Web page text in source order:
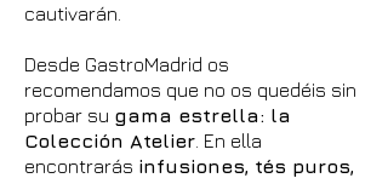
cautivarán.
Desde GastroMadrid os
recomendamos que no os quedéis sin
probar su gama estrella: la
Colección Atelier . En ella
encontrarás infusiones, tés puros,